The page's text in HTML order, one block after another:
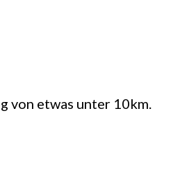
von etwas unter 10km.